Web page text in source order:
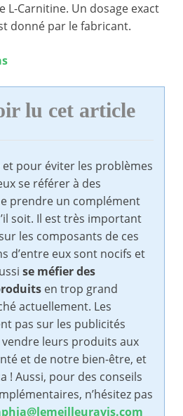
L-Carnitine. Un dosage exact
donné par le fabricant.
lu cet article
pour éviter les problèmes
se référer à des
prendre un complément
soit. Il est très important
les composants de ces
d’entre eux sont nocifs et
se méfier des
en trop grand
actuellement. Les
pas sur les publicités
leurs produits aux
et de notre bien-être, et
! Aussi, pour des conseils
n’hésitez pas